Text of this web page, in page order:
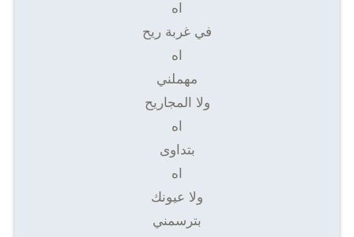
اه
في غربة ريح
اه
مهملني
ولا المجاريح
اه
بتداوى
اه
ولا عيونك
بترسمني